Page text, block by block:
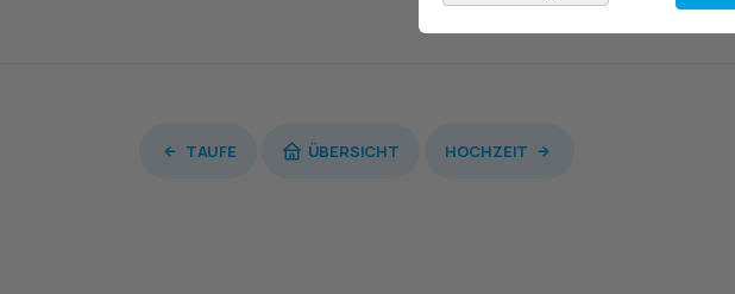
TAUFE ÜBERSICHT HOCHZEIT